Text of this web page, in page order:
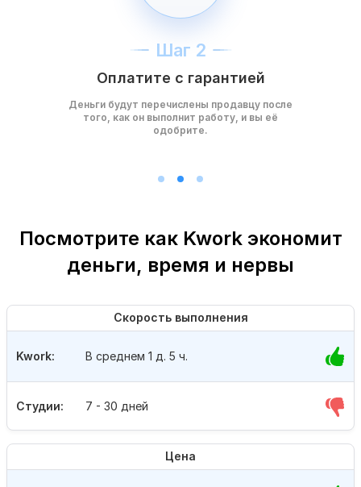
Шаг 2
Оплатите с гарантией
Деньги будут перечислены продавцу после
того, как он выполнит работу, и вы её
одобрите.
Посмотрите как Kwork экономит
деньги, время и нервы
Скорость выполнения
Студии: 7 - 30 дней
Kwork: В среднем 1 д. 5 ч.
Цена